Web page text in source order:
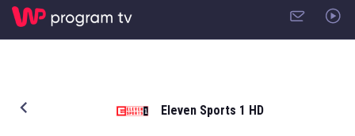
Eleven Sports 1 HD